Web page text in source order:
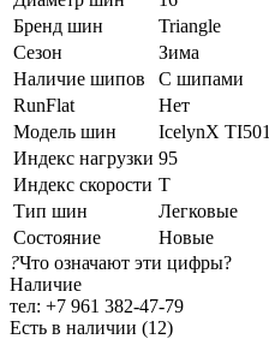
Бренд шин
Triangle
Сезон
Зима
Наличие шипов
С шипами
RunFlat
Нет
Модель шин
IcelynX TI501
Индекс нагрузки 95
Индекс скорости T
Тип шин
Легковые
Состояние
Новые
?Что означают эти цифры?
Наличие
тел: +7 961 382-47-79
Есть в наличии (12)